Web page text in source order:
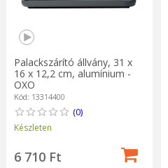
Palackszárító állvány, 31 x
16 x 12,2 cm, alumínium -
OXO
Kód: 13314400
(0)
Készleten
6 710 Ft